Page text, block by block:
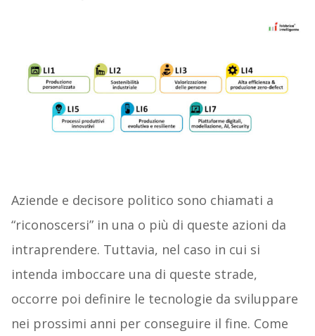
Aziende e decisore politico sono chiamati a
“riconoscersi” in una o più di queste azioni da
intraprendere. Tuttavia, nel caso in cui si
intenda imboccare una di queste strade,
occorre poi definire le tecnologie da sviluppare
nei prossimi anni per conseguire il fine. Come